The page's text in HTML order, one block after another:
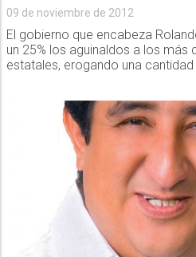
09 de noviembre de 2012
El gobierno que encabeza
un 25% los aguinaldos a los más
estatales, erogando una